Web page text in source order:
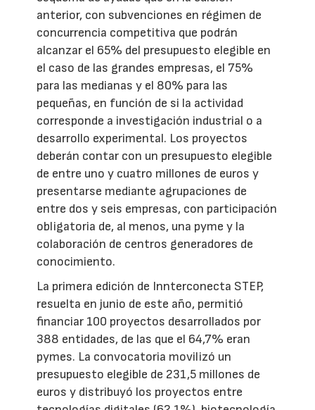
anterior, con subvenciones en régimen de
concurrencia competitiva que podrán
alcanzar el 65% del presupuesto elegible en
el caso de las grandes empresas, el 75%
para las medianas y el 80% para las
pequeñas, en función de si la actividad
corresponde a investigación industrial o a
desarrollo experimental. Los proyectos
deberán contar con un presupuesto elegible
de entre uno y cuatro millones de euros y
presentarse mediante agrupaciones de
entre dos y seis empresas, con participación
obligatoria de, al menos, una pyme y la
colaboración de centros generadores de
conocimiento.
La primera edición de Innterconecta STEP,
resuelta en junio de este año, permitió
financiar 100 proyectos desarrollados por
388 entidades, de las que el 64,7% eran
pymes. La convocatoria movilizó un
presupuesto elegible de 231,5 millones de
euros y distribuyó los proyectos entre